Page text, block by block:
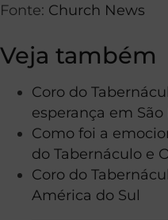
Fonte: Church News
Veja também
Coro do
esperança em São
Como foi a
do Tabernáculo e
Coro do
América do Sul